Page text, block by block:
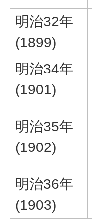
明治32年
(1899)
明治34年
(1901)
明治35年
(1902)
明治36年
(1903)